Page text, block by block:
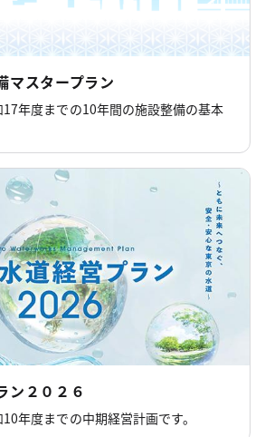
マスタープラン
年度までの10年間の施設整備の基本
ン２０２６
年度までの中期経営計画です。